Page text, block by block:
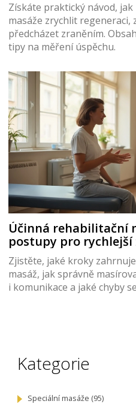
Získáte praktický návod,
masáže zrychlit
předcházet zraněním.
tipy na měření úspěchu.
Účinná rehabilitační
postupy pro rychlejší
Zjistěte, jaké kroky
masáž, jak správně
i komunikace a jaké chyby
Kategorie
Speciální masáže (95)